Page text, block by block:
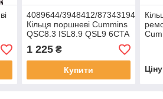
4089644/3948412/87343194
Кільця поршневі Cummins
QSC8.3 ISL8.9 QSL9 6CTA
1 225₴
Купити